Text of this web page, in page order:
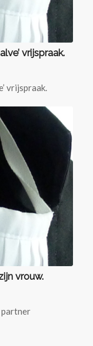
vrijspraak.
vrijspraak.
vrouw.